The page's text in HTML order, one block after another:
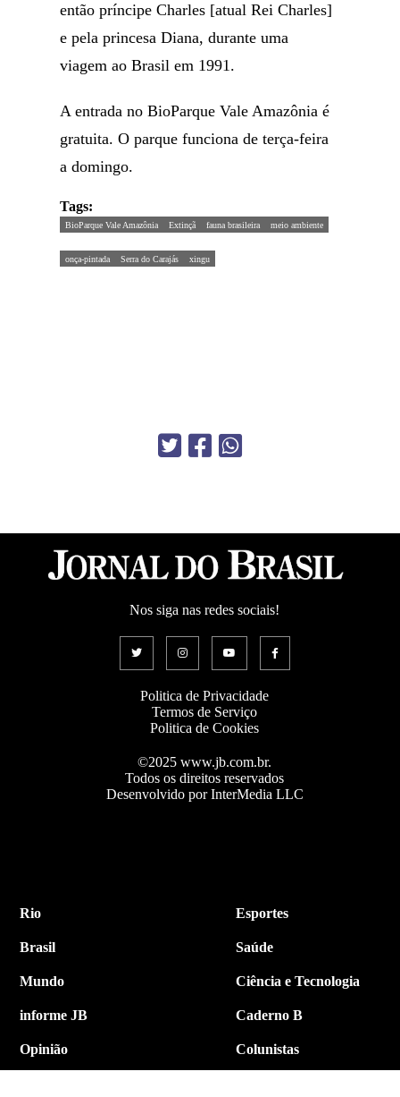
então príncipe Charles [atual Rei Charles]
e pela princesa Diana, durante uma
viagem ao Brasil em 1991.
A entrada no BioParque Vale Amazônia é
gratuita. O parque funciona de terça-feira
a domingo.
Tags:
BioParque Vale Amazônia Extinçã fauna brasileira meio ambiente
onça-pintada Serra do Carajás xingu
Nos siga nas redes sociais!
Politica de Privacidade
Termos de Serviço
Politica de Cookies
©2025 www.jb.com.br.
Todos os direitos reservados
Desenvolvido por InterMedia LLC
Rio
Brasil
Mundo
informe JB
Opinião
Esportes
Saúde
Ciência e Tecnologia
Caderno B
Colunistas